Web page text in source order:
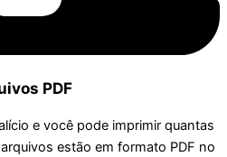
PDF
e você pode imprimir quantas
estão em formato PDF no